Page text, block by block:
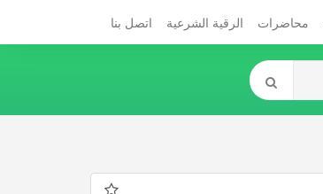
محاضرات الرقية الشرعية اتصل بنا